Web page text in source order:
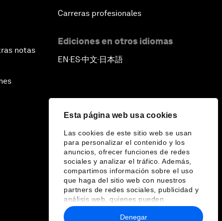
Esta página web usa cookies
Las cookies de este sitio web se usan
para personalizar el contenido y los
anuncios, ofrecer funciones de redes
sociales y analizar el tráfico. Además,
compartimos información sobre el uso
que haga del sitio web con nuestros
partners de redes sociales, publicidad y
análisis web, quienes pueden
combinarla con otra información que les
haya proporcionado o que hayan
Denegar
notas
Carreras profesionales
Ediciones en otros idiomas
EN▪ES▪中文▪ 日本語